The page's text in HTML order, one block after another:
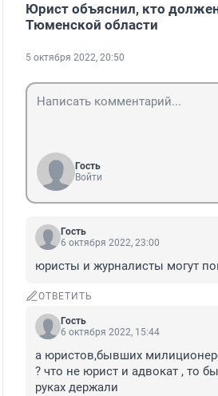
Юрист объяснил, кто
Тюменской области
5 октября 2022, 20:50
Гость
Войти
Гость
6 октября 2022, 23:00
юристы и журналисты могут
ОТВЕТИТЬ
Гость
6 октября 2022, 15:44
а юристов,бывших
? что не юрист и адвокат , то
руках держали